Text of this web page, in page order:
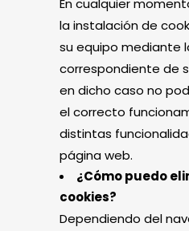
En cualquier
la instalación de
su equipo mediante
correspondiente de
en dicho caso no
el correcto
distintas
página web.
¿Cómo puedo
cookies?
Dependiendo del